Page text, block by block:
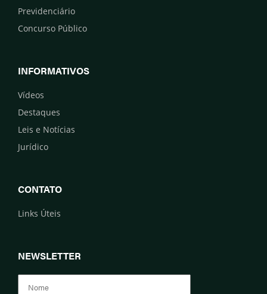
Previdenciário
Concurso Público
INFORMATIVOS
Vídeos
Destaques
Leis e Notícias
Jurídico
CONTATO
Links Úteis
NEWSLETTER